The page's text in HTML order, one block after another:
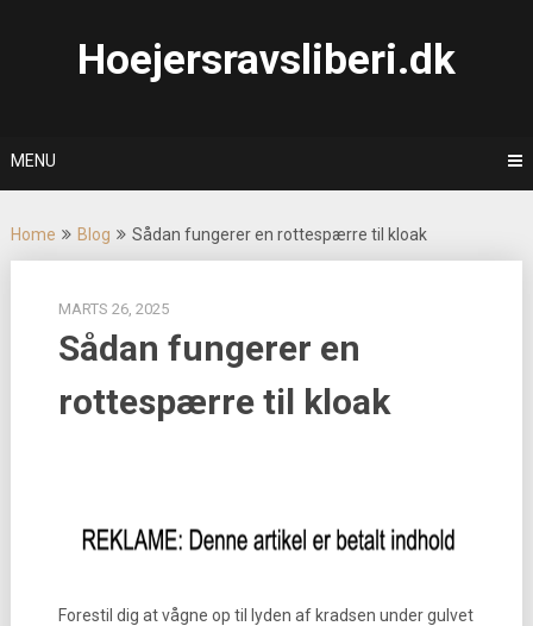
Hoejersravsliberi.dk
MENU
Home Blog Sådan fungerer en rottespærre til kloak
MARTS 26, 2025
Sådan fungerer en
rottespærre til kloak
Forestil dig at vågne op til lyden af kradsen under gulvet